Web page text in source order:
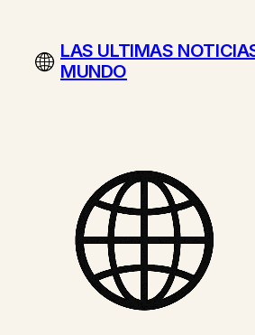
contenidoLAS ULTIMAS
MUNDO